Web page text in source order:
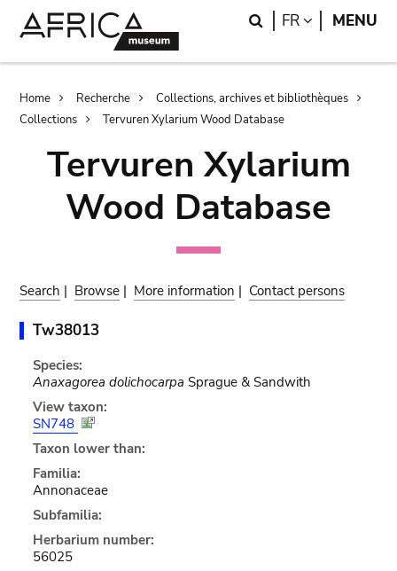
Search
FR LANGUAGE
MENU
Breadcrumb
Home Recherche
Collections, archives et bibliothèques
Collections
Tervuren Xylarium Wood Database
Tervuren Xylarium
Wood Database
Search | Browse | More information | Contact persons
Tw38013
Species:
Anaxagorea dolichocarpa Sprague & Sandwith
View taxon:
SN748
Taxon lower than:
Familia:
Annonaceae
Subfamilia:
Herbarium number:
56025